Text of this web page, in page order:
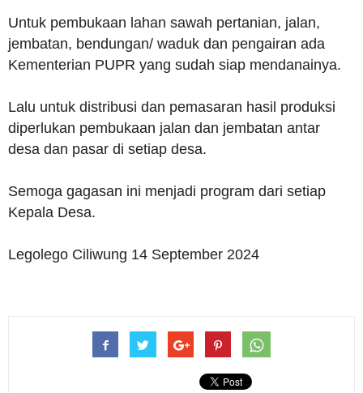
Untuk pembukaan lahan sawah pertanian, jalan,
jembatan, bendungan/ waduk dan pengairan ada
Kementerian PUPR yang sudah siap mendanainya.
Lalu untuk distribusi dan pemasaran hasil produksi
diperlukan pembukaan jalan dan jembatan antar
desa dan pasar di setiap desa.
Semoga gagasan ini menjadi program dari setiap
Kepala Desa.
Legolego Ciliwung 14 September 2024